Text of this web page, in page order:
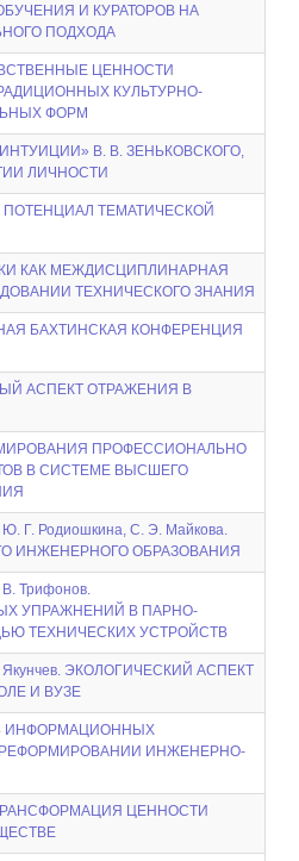
И КУРАТОРОВ НА
ПОДХОДА
ЦЕННОСТИ
КУЛЬТУРНО-
ФОРМ
ИНТУИЦИИ» В. В. ЗЕНЬКОВСКОГО,
ЛИЧНОСТИ
ПОТЕНЦИАЛ ТЕМАТИЧЕСКОЙ
КАК МЕЖДИСЦИПЛИНАРНАЯ
ТЕХНИЧЕСКОГО ЗНАНИЯ
БАХТИНСКАЯ КОНФЕРЕНЦИЯ
АСПЕКТ ОТРАЖЕНИЯ В
ПРОФЕССИОНАЛЬНО
В СИСТЕМЕ ВЫСШЕГО
Г. Родиошкина, С. Э. Майкова.
ИНЖЕНЕРНОГО ОБРАЗОВАНИЯ
Трифонов.
УПРАЖНЕНИЙ В ПАРНО-
ТЕХНИЧЕСКИХ УСТРОЙСТВ
Якунчев. ЭКОЛОГИЧЕСКИЙ АСПЕКТ
И ВУЗЕ
ИНФОРМАЦИОННЫХ
ИНЖЕНЕРНО-
ТРАНСФОРМАЦИЯ ЦЕННОСТИ